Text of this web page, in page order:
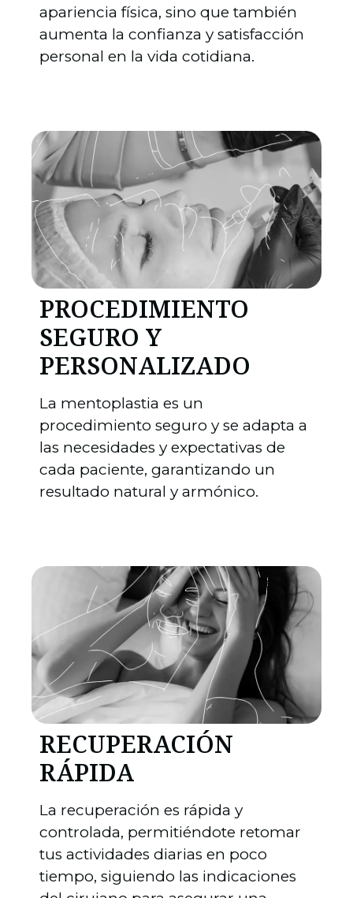
apariencia física, sino que también
aumenta la confianza y satisfacción
personal en la vida cotidiana.
PROCEDIMIENTO
SEGURO Y
PERSONALIZADO
La mentoplastia es un
procedimiento seguro y se adapta a
las necesidades y expectativas de
cada paciente, garantizando un
resultado natural y armónico.
RECUPERACIÓN
RÁPIDA
La recuperación es rápida y
controlada, permitiéndote retomar
tus actividades diarias en poco
tiempo, siguiendo las indicaciones